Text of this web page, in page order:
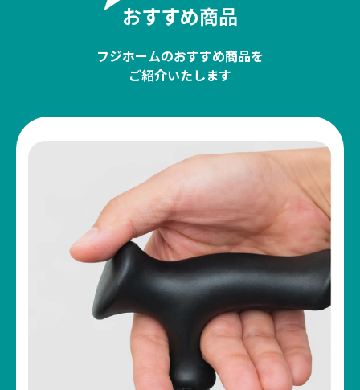
おすすめ商品
フジホームのおすすめ商品を
ご紹介いたします